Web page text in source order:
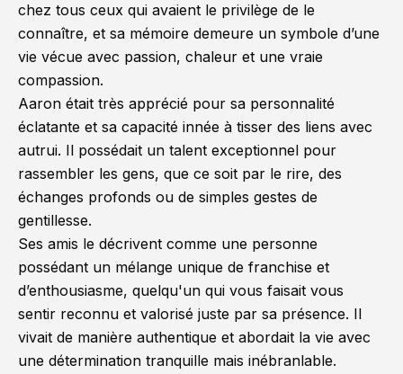
chez tous ceux qui avaient le privilège de le
connaître, et sa mémoire demeure un symbole d’une
vie vécue avec passion, chaleur et une vraie
compassion.
Aaron était très apprécié pour sa personnalité
éclatante et sa capacité innée à tisser des liens avec
autrui. Il possédait un talent exceptionnel pour
rassembler les gens, que ce soit par le rire, des
échanges profonds ou de simples gestes de
gentillesse.
Ses amis le décrivent comme une personne
possédant un mélange unique de franchise et
d’enthousiasme, quelqu'un qui vous faisait vous
sentir reconnu et valorisé juste par sa présence. Il
vivait de manière authentique et abordait la vie avec
une détermination tranquille mais inébranlable.